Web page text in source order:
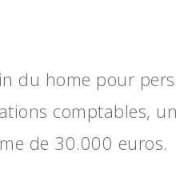
du home pour
comptables,
de 30.000 euros.